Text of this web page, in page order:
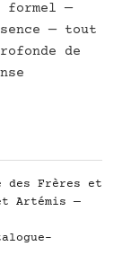
formel —
— tout
de
des Frères et
Artémis —